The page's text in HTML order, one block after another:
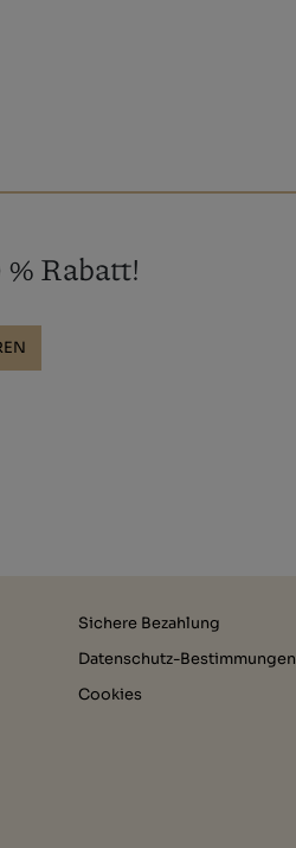
Rabatt!
Sichere Bezahlung
Datenschutz-Bestimmungen
Cookies